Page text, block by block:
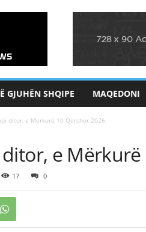
GJUHËN SHQIPE MAQEDONI
ditor, e Mërkurë 10 Qershor 2026
e
17 0